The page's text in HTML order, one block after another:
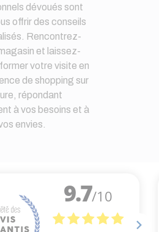
dévoués sont
offrir des conseils
Rencontrez-
et laissez-
votre visite en
de shopping sur
répondant
à vos besoins et à
envies.